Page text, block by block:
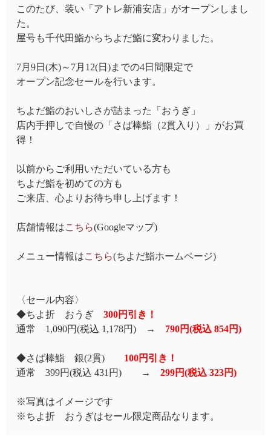
このたび、装い「アトレ新浦安店」がオープンしまし
た。
屋号も千代田鮨からちよだ鮨に変わりました。
7月9日(木)～7月12(日)までの4日間限定で
オープン記念セールを行います。
ちよだ鮨のおいしさが詰まった「おうぎ」
店内手押しで自慢の「さば棒鮨（2貫入り）」がお買
得！
以前からご利用いただいている方も
ちよだ鮨を初めての方も
ご来店、心よりお待ち申し上げます！
店舗情報はこちら(Googleマップ)
メニュー情報はこちら(ちよだ鮨ホームページ)
〈セール内容〉
◆ちよ折 おうぎ 300円引き！
通常 1,090円(税込 1,178円) → 790円(税込 854円)
◆さば棒鮨 銀(2貫) 100円引き！
通常 399円(税込 431円) → 299円(税込 323円)
※写真はイメージです
※ちよ折 おうぎはセール限定商品なります。